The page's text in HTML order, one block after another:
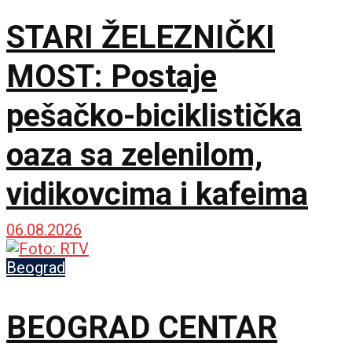
STARI ŽELEZNIČKI
MOST: Postaje
pešačko-biciklistička
oaza sa zelenilom,
vidikovcima i kafeima
06.08.2026
Beograd
BEOGRAD CENTAR